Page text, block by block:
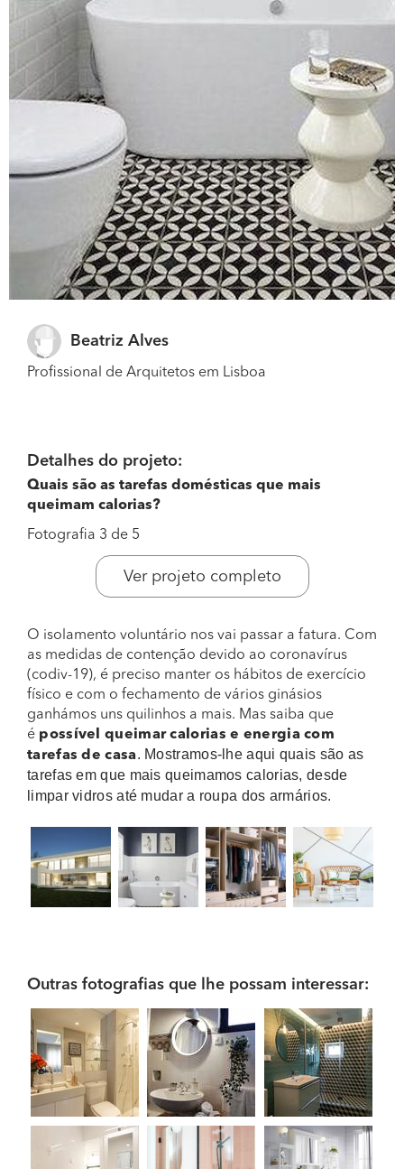
Beatriz Alves
Profissional de Arquitetos em Lisboa
Detalhes do projeto:
Quais são as tarefas domésticas que mais
queimam calorias?
Fotografia 3 de 5
Ver projeto completo
O isolamento voluntário nos vai passar a fatura. Com
as medidas de contenção devido ao coronavírus
(codiv-19), é preciso manter os hábitos de exercício
físico e com o fechamento de vários ginásios
ganhámos uns quilinhos a mais. Mas saiba que
é possível queimar calorias e energia com
tarefas de casa. Mostramos-lhe aqui quais são as
tarefas em que mais queimamos calorias, desde
limpar vidros até mudar a roupa dos armários.
Outras fotografias que lhe possam interessar: